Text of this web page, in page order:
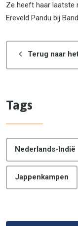
Ze heeft haar laatste
Ereveld Pandu bij
Terug naar
Tags
Nederlands-Indië
Jappenkampen